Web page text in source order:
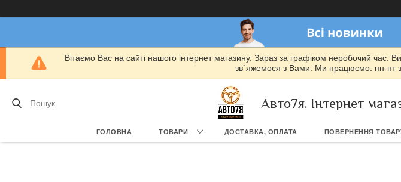
Вітаємо Вас на сайті нашого інтернет магазину. Зараз за графіком неробочий час.
зв`яжемося з Вами. Ми працюємо: пн-пт
Авто7я. Інтернет
ГОЛОВНА ТОВАРИ ДОСТАВКА, ОПЛАТА ПОВЕРНЕННЯ